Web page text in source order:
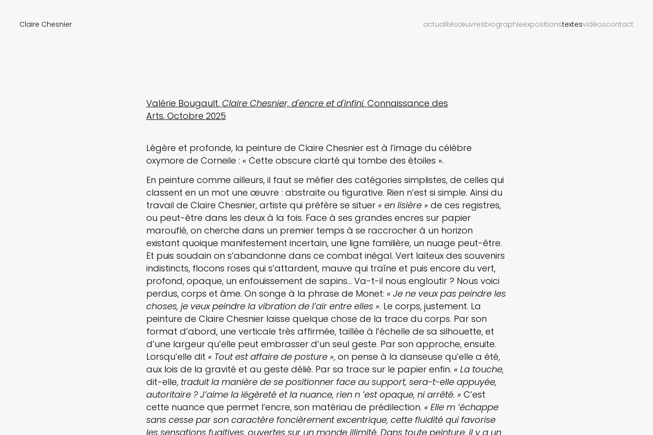
Claire Chesnier actualitésœuvresbiographieexpositionstextesvidéoscontact
Valérie Bougault Claire Chesnier, d'encre et d'infini Connaissance des
Arts Octobre 2025
Légère et profonde, la peinture de Claire Chesnier est à l’image du célèbre
oxymore de Corneile : « Cette obscure clarté qui tombe des étoiles ».
En peinture comme ailleurs, il faut se méfier des catégories simplistes, de celles qui
classent en un mot une œuvre : abstraite ou figurative. Rien n’est si simple. Ainsi du
travail de Claire Chesnier, artiste qui préfère se situer « en lisière » de ces registres,
ou peut-être dans les deux à la fois. Face à ses grandes encres sur papier
marouflé, on cherche dans un premier temps à se raccrocher à un horizon
existant quoique manifestement incertain, une ligne familière, un nuage peut-être.
Et puis soudain on s’abandonne dans ce combat inégal. Vert laiteux des souvenirs
indistincts, flocons roses qui s’attardent, mauve qui traîne et puis encore du vert,
profond, opaque, un enfouissement de sapins… Va-t-il nous engloutir ? Nous voici
perdus, corps et âme. On songe à la phrase de Monet: « Je ne veux pas peindre les
choses, je veux peindre la vibration de l’air entre elles ». Le corps, justement. La
peinture de Claire Chesnier laisse quelque chose de la trace du corps. Par son
format d’abord, une verticale très affirmée, taillée à l’échelle de sa silhouette, et
d’une largeur qu’elle peut embrasser d’un seul geste. Par son approche, ensuite.
Lorsqu’elle dit « Tout est affaire de posture », on pense à la danseuse qu’elle a été,
aux lois de la gravité et au geste délié. Par sa trace sur le papier enfin. « La touche,
dit-elle, traduit la manière de se positionner face au support, sera-t-elle appuyée,
autoritaire ? J’aime la légèreté et la nuance, rien n ’est opaque, ni arrêté. » C’est
cette nuance que permet l’encre, son matériau de prédilection. « Elle m ’échappe
sans cesse par son caractère foncièrement excentrique, cette fluidité qui favorise
les sensations fugitives, ouvertes sur un monde illimité. Dans toute peinture, il y a un